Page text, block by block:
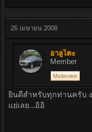
26 เมษายน 2008
อาลูโตะ
Member
Moderator
ยินดีสำหรับทุกท่านครับ
แย่เลย...อิอิ